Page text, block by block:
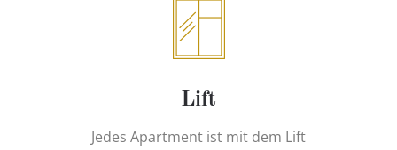
Lift
Jedes Apartment ist mit dem Lift